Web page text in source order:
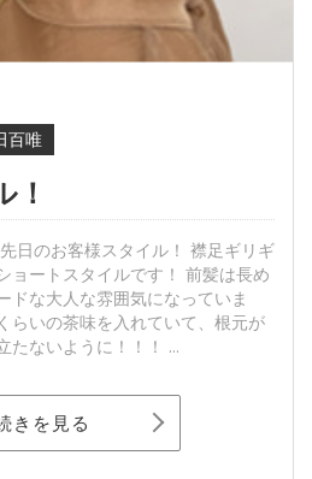
百唯
！
日のお客様スタイル！ 襟足ギリギ
ョートスタイルです！ 前髪は長め
ドな大人な雰囲気になっていま
らいの茶味を入れていて、根元が
たないように！！！ ...
きを見る